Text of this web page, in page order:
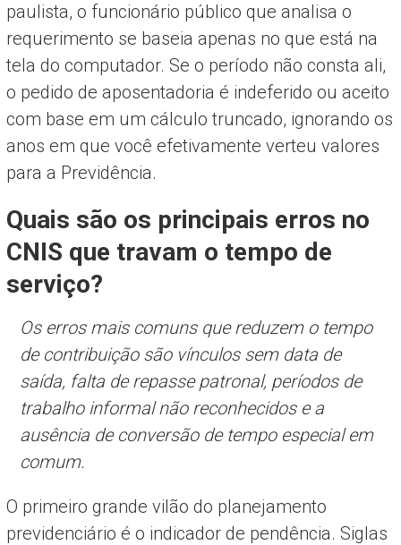
paulista, o funcionário público que analisa o
requerimento se baseia apenas no que está na
tela do computador. Se o período não consta ali,
o pedido de aposentadoria é indeferido ou aceito
com base em um cálculo truncado, ignorando os
anos em que você efetivamente verteu valores
para a Previdência.
Quais são os principais erros no
CNIS que travam o tempo de
serviço?
Os erros mais comuns que reduzem o tempo
de contribuição são vínculos sem data de
saída, falta de repasse patronal, períodos de
trabalho informal não reconhecidos e a
ausência de conversão de tempo especial em
comum.
O primeiro grande vilão do planejamento
previdenciário é o indicador de pendência. Siglas